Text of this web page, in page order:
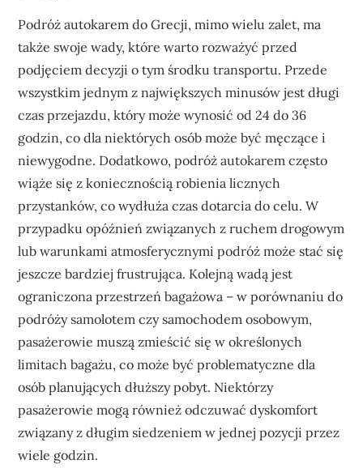
Podróż autokarem do Grecji, mimo wielu zalet, ma
także swoje wady, które warto rozważyć przed
podjęciem decyzji o tym środku transportu. Przede
wszystkim jednym z największych minusów jest długi
czas przejazdu, który może wynosić od 24 do 36
godzin, co dla niektórych osób może być męczące i
niewygodne. Dodatkowo, podróż autokarem często
wiąże się z koniecznością robienia licznych
przystanków, co wydłuża czas dotarcia do celu. W
przypadku opóźnień związanych z ruchem drogowym
lub warunkami atmosferycznymi podróż może stać się
jeszcze bardziej frustrująca. Kolejną wadą jest
ograniczona przestrzeń bagażowa – w porównaniu do
podróży samolotem czy samochodem osobowym,
pasażerowie muszą zmieścić się w określonych
limitach bagażu, co może być problematyczne dla
osób planujących dłuższy pobyt. Niektórzy
pasażerowie mogą również odczuwać dyskomfort
związany z długim siedzeniem w jednej pozycji przez
wiele godzin.